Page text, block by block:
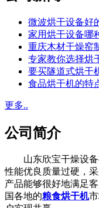
微波烘干设备好
家用烘干设备哪
重庆木材干燥窑
专家教你选择烘
要买隧道式烘干
食品烘干机的特
更多..
公司简介
山东欣宝干燥设备
性能优良质量过硬，
产品能够很好地满足
国各地的粮食烘干机